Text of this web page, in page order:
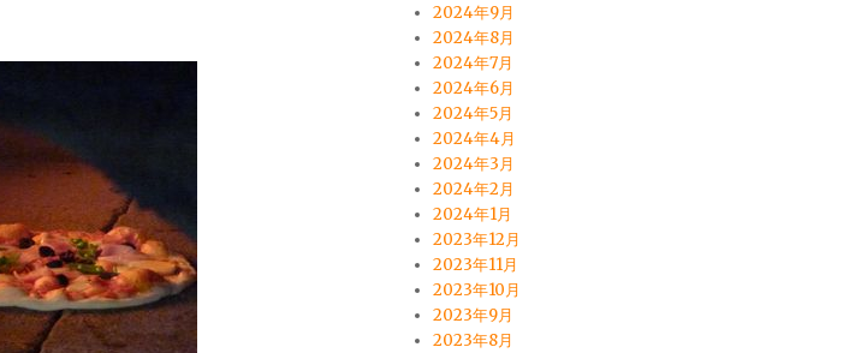
2024年9月
2024年8月
2024年7月
2024年6月
2024年5月
2024年4月
2024年3月
2024年2月
2024年1月
2023年12月
2023年11月
2023年10月
2023年9月
2023年8月